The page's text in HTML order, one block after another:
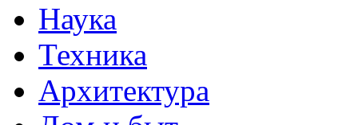
Наука
Техника
Архитектура